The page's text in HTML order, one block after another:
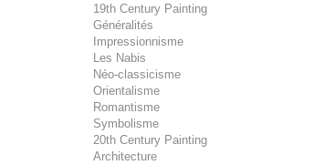
19th Century Painting
Généralités
Impressionnisme
Les Nabis
Néo-classicisme
Orientalisme
Romantisme
Symbolisme
20th Century Painting
Architecture